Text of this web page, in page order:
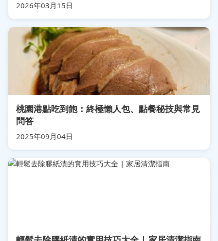
2026年03月15日
桃園港點吃到飽：終極懶人包、點餐秘技與常見
問答
2025年09月04日